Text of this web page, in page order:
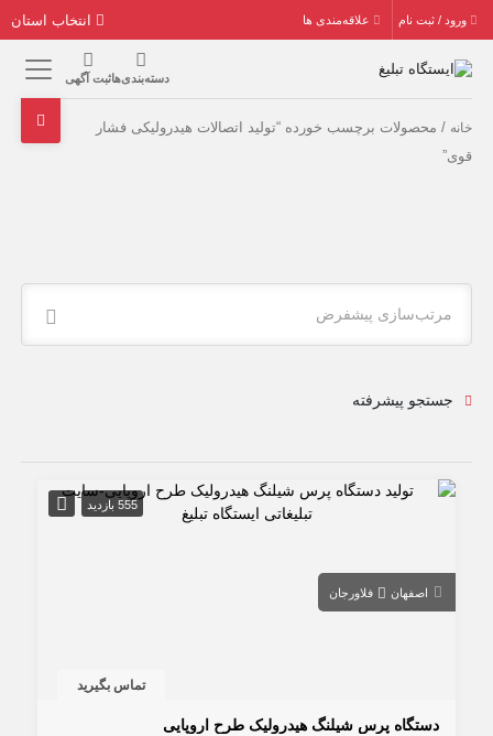
ورود / ثبت نام علاقه‌مندی ها
دسته‌بندی‌هاثبت آگهی
خانه / محصولات برچسب خورده “تولید اتصالات هیدرولیکی فشار
قوی”
مرتب‌سازی پیشفرض
جستجو پیشرفته
555 بازدید
اصفهان فلاورجان
تماس بگیرید
دستگاه پرس شیلنگ هیدرولیک طرح اروپایی